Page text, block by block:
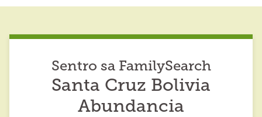
Sentro sa FamilySearch
Santa Cruz Bolivia
Abundancia